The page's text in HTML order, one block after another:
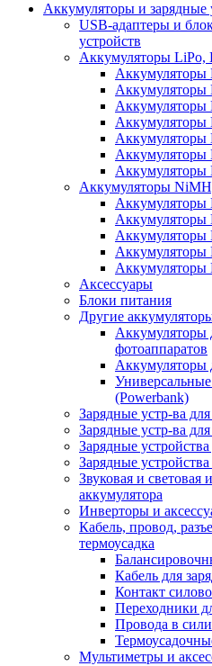
Аккумуляторы и зарядные
USB-адаптеры и
устройств
Аккумуляторы LiPo,
Аккумуляторы
Аккумуляторы
Аккумуляторы
Аккумуляторы
Аккумуляторы
Аккумуляторы
Аккумуляторы
Аккумуляторы
Аксессуары
Блоки питания
Другие
Аккумуляторы
фотоаппаратов
Аккумуляторы
(Powerbank)
Зарядные устр-ва
Зарядные устр-ва
Зарядные
Зарядные
Звуковая и световая
аккумулятора
Инверторы и
Кабель, провод,
термоусадка
Кабель для
Контакт
Переходники
Провода в
Мультиметры и